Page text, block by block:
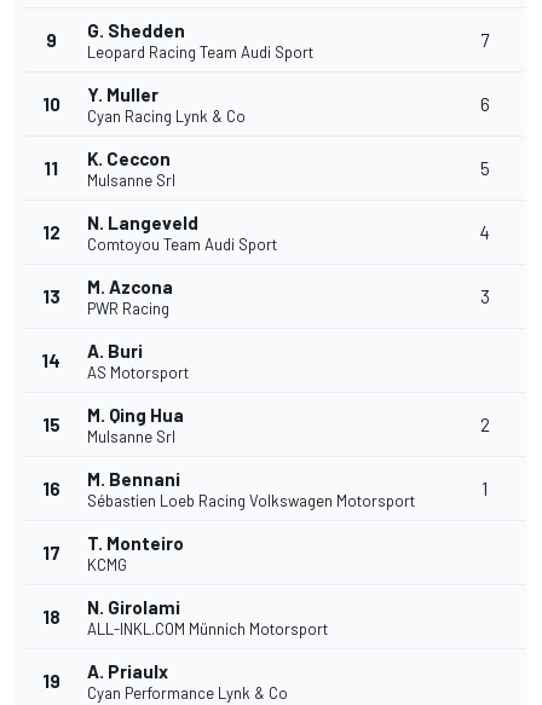
9 G. Shedden
Leopard Racing Team Audi Sport
7
10 Y. Muller
Cyan Racing Lynk & Co
6
11 K. Ceccon
Mulsanne Srl
5
12 N. Langeveld
Comtoyou Team Audi Sport
4
13 M. Azcona
PWR Racing
3
14 A. Buri
AS Motorsport
15 M. Qing Hua
Mulsanne Srl
2
16 M. Bennani
Sébastien Loeb Racing Volkswagen Motorsport
1
17 T. Monteiro
KCMG
18 N. Girolami
ALL-INKL.COM Münnich Motorsport
19 A. Priaulx
Cyan Performance Lynk & Co